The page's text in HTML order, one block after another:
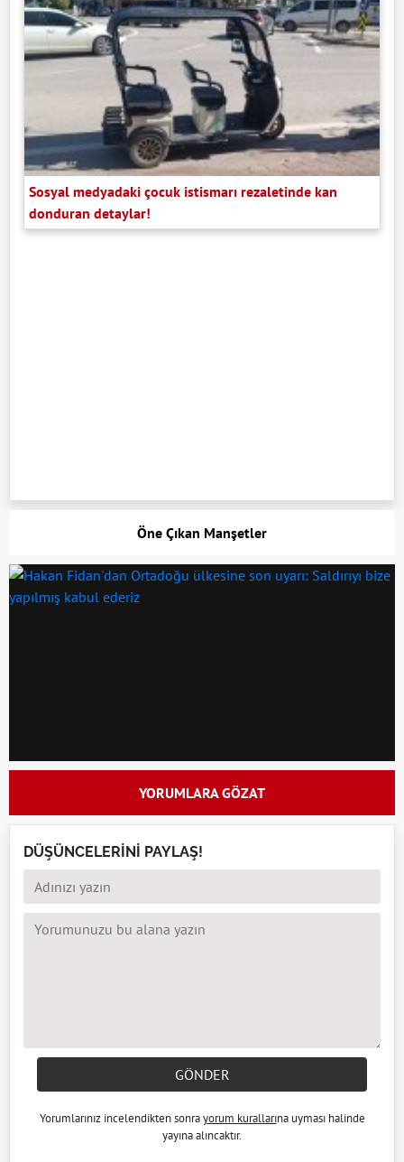
Sosyal medyadaki çocuk istismarı rezaletinde kan
donduran detaylar!
Öne Çıkan Manşetler
YORUMLARA GÖZAT
DÜŞÜNCELERİNİ PAYLAŞ!
GÖNDER
Yorumlarınız incelendikten sonrayorum kurallarına uyması halinde
yayına alıncaktır.